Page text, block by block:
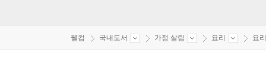
웰컴 국내도서 가정 살림 요리 요